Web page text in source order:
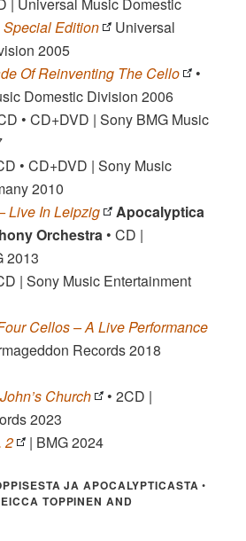
Special Edition
Universal
2005
Of Reinventing The Cello
•
Domestic Division 2006
• CD+DVD | Sony BMG Music
• CD+DVD | Sony Music
2010
Live In Leipzig
Apocalyptica
Orchestra • CD |
2013
| Sony Music Entertainment
Cellos – A Live Performance
Records 2018
Church
• 2CD |
2023
2
| BMG 2024
JA APOCALYPTICASTA •
TOPPINEN AND